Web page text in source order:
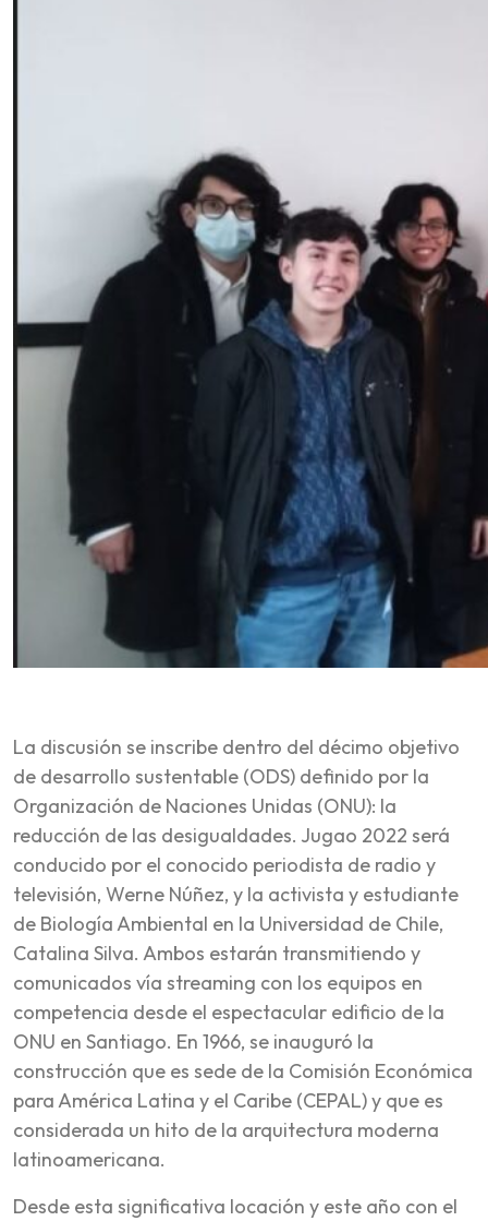
La discusión se inscribe dentro del décimo objetivo
de desarrollo sustentable (ODS) definido por la
Organización de Naciones Unidas (ONU): la
reducción de las desigualdades. Jugao 2022 será
conducido por el conocido periodista de radio y
televisión, Werne Núñez, y la activista y estudiante
de Biología Ambiental en la Universidad de Chile,
Catalina Silva. Ambos estarán transmitiendo y
comunicados vía streaming con los equipos en
competencia desde el espectacular edificio de la
ONU en Santiago. En 1966, se inauguró la
construcción que es sede de la Comisión Económica
para América Latina y el Caribe (CEPAL) y que es
considerada un hito de la arquitectura moderna
latinoamericana.
Desde esta significativa locación y este año con el